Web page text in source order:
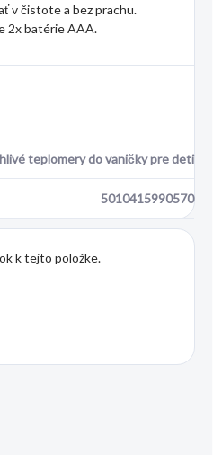
v čistote a bez prachu.
2x batérie AAA.
teplomery do vaničky pre deti
5010415990570
k tejto položke.